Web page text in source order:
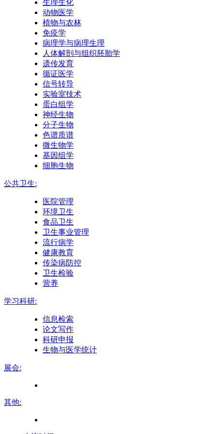
生理生化
动物医学
植物与农林
免疫学
病理学与病理生理
人体解剖与组织胚胎学
遗传发育
循证医学
信号转导
实验室技术
蛋白组学
神经生物
分子生物
色谱质谱
微生物学
基因组学
细胞生物
公共卫生:
医院管理
环境卫生
食品卫生
卫生事业管理
流行病学
健康教育
传染病防控
卫生检验
营养
学习科研:
信息检索
论文写作
科研申报
生物与医学统计
展会:
其他: